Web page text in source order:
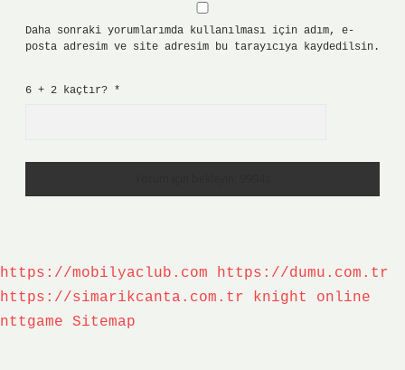
Daha sonraki yorumlarımda kullanılması için adım, e-
posta adresim ve site adresim bu tarayıcıya kaydedilsin.
6 + 2 kaçtır? *
https://mobilyaclub.com
https://dumu.com.tr
https://simarikcanta.com.tr
knight online
nttgame
Sitemap